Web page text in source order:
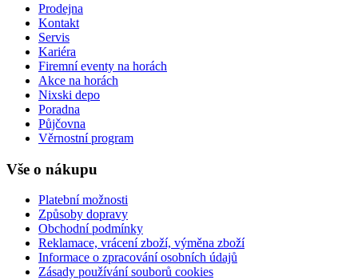
Prodejna
Kontakt
Servis
Kariéra
Firemní eventy na horách
Akce na horách
Nixski depo
Poradna
Půjčovna
Věrnostní program
Vše o nákupu
Platební možnosti
Způsoby dopravy
Obchodní podmínky
Reklamace, vrácení zboží, výměna zboží
Informace o zpracování osobních údajů
Zásady používání souborů cookies